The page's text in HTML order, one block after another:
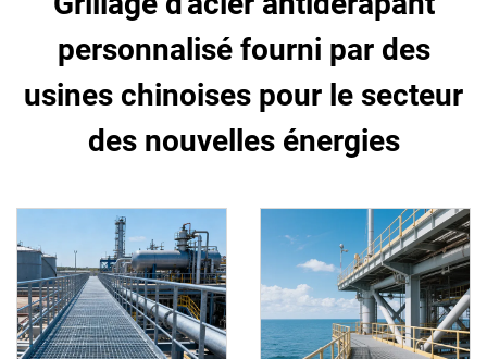
personnalisé fourni par des
usines chinoises pour le secteur
des nouvelles énergies